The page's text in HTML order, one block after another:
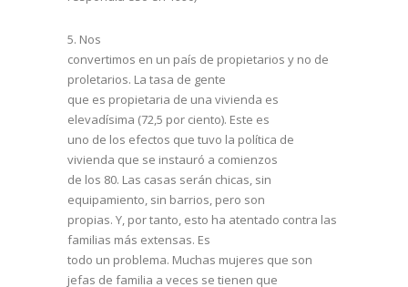
5. Nos
convertimos en un país de propietarios y no de
proletarios. La tasa de gente
que es propietaria de una vivienda es
elevadísima (72,5 por ciento). Este es
uno de los efectos que tuvo la política de
vivienda que se instauró a comienzos
de los 80. Las casas serán chicas, sin
equipamiento, sin barrios, pero son
propias. Y, por tanto, esto ha atentado contra las
familias más extensas. Es
todo un problema. Muchas mujeres que son
jefas de familia a veces se tienen que